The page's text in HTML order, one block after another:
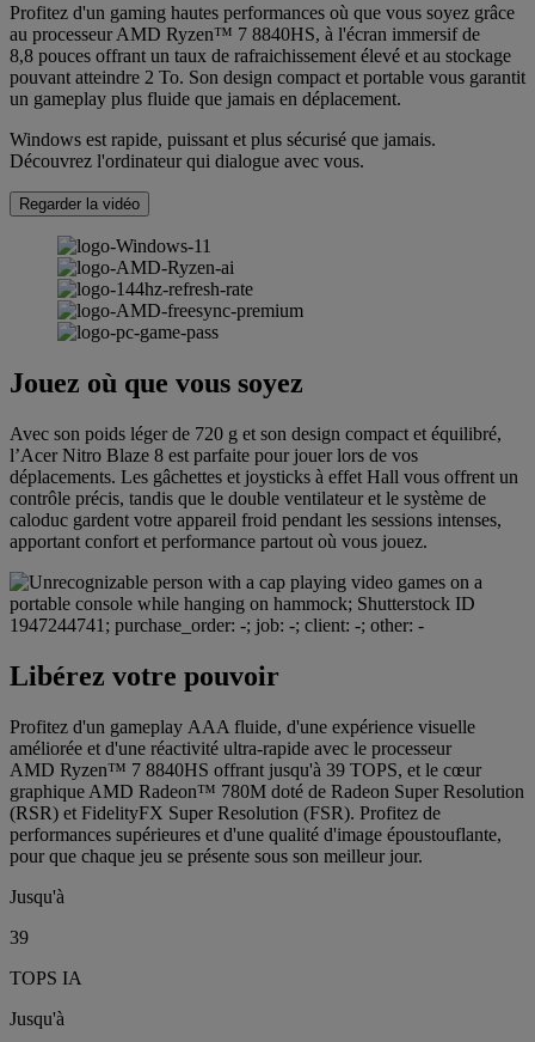
Profitez d'un gaming hautes performances où que vous soyez grâce
au processeur AMD Ryzen™ 7 8840HS, à l'écran immersif de
8,8 pouces offrant un taux de rafraichissement élevé et au stockage
pouvant atteindre 2 To. Son design compact et portable vous garantit
un gameplay plus fluide que jamais en déplacement.
Windows est rapide, puissant et plus sécurisé que jamais.
Découvrez l'ordinateur qui dialogue avec vous.
Regarder la vidéo
Jouez où que vous soyez
Avec son poids léger de 720 g et son design compact et équilibré,
l’Acer Nitro Blaze 8 est parfaite pour jouer lors de vos
déplacements. Les gâchettes et joysticks à effet Hall vous offrent un
contrôle précis, tandis que le double ventilateur et le système de
caloduc gardent votre appareil froid pendant les sessions intenses,
apportant confort et performance partout où vous jouez.
Libérez votre pouvoir
Profitez d'un gameplay AAA fluide, d'une expérience visuelle
améliorée et d'une réactivité ultra-rapide avec le processeur
AMD Ryzen™ 7 8840HS offrant jusqu'à 39 TOPS, et le cœur
graphique AMD Radeon™ 780M doté de Radeon Super Resolution
(RSR) et FidelityFX Super Resolution (FSR). Profitez de
performances supérieures et d'une qualité d'image époustouflante,
pour que chaque jeu se présente sous son meilleur jour.
Jusqu'à
39
TOPS IA
Jusqu'à